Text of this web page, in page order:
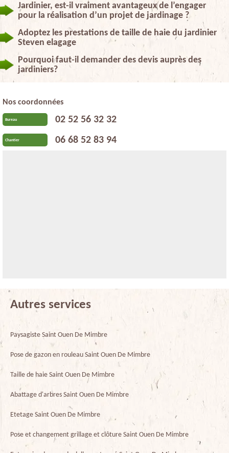
Jardinier, est-il vraiment avantageux de l’engager
pour la réalisation d’un projet de jardinage ?
Adoptez les prestations de taille de haie du jardinier
Steven elagage
Pourquoi faut-il demander des devis auprès des
jardiniers?
Nos coordonnées
Bureau 02 52 56 32 32
Chantier 06 68 52 83 94
Autres services
Paysagiste Saint Ouen De Mimbre
Pose de gazon en rouleau Saint Ouen De Mimbre
Taille de haie Saint Ouen De Mimbre
Abattage d'arbres Saint Ouen De Mimbre
Etetage Saint Ouen De Mimbre
Pose et changement grillage et clôture Saint Ouen De Mimbre